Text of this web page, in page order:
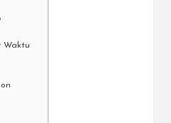
Waktu